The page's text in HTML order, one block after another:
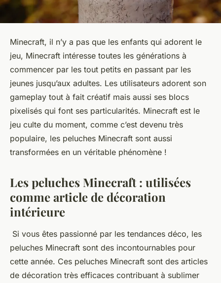
Minecraft, il n’y a pas que les enfants qui adorent le
jeu, Minecraft intéresse toutes les générations à
commencer par les tout petits en passant par les
jeunes jusqu’aux adultes. Les utilisateurs adorent son
gameplay tout à fait créatif mais aussi ses blocs
pixelisés qui font ses particularités. Minecraft est le
jeu culte du moment, comme c’est devenu très
populaire, les peluches Minecraft sont aussi
transformées en un véritable phénomène !
Les peluches Minecraft : utilisées
comme article de décoration
intérieure
Si vous êtes passionné par les tendances déco, les
peluches Minecraft sont des incontournables pour
cette année. Ces peluches Minecraft sont des articles
de décoration très efficaces contribuant à sublimer